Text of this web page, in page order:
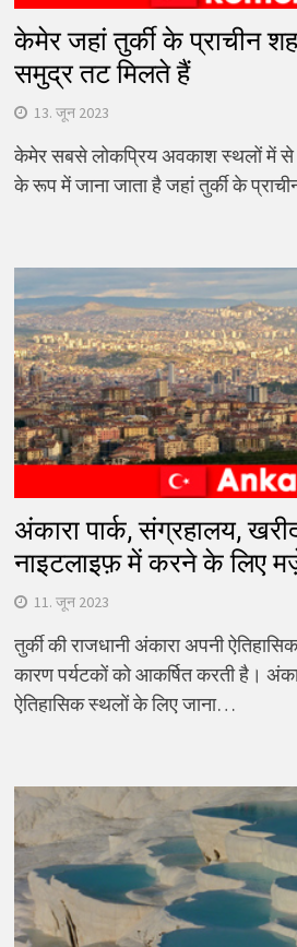
केमेर जहां तुर्की के प्राचीन
समुद्र तट मिलते हैं
13. जून 2023
केमेर सबसे लोकप्रिय अवकाश स्थलों में
के रूप में जाना जाता है जहां तुर्की के
अंकारा पार्क, संग्रहालय,
नाइटलाइफ़ में करने के लिए
11. जून 2023
तुर्की की राजधानी अंकारा अपनी
कारण पर्यटकों को आकर्षित करती है।
ऐतिहासिक स्थलों के लिए जाना…